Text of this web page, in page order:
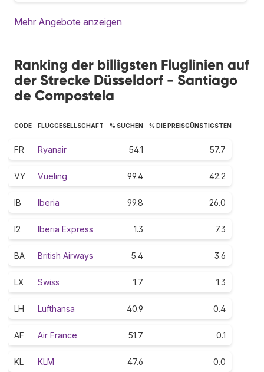
Mehr Angebote anzeigen
Ranking der billigsten Fluglinien auf
der Strecke Düsseldorf - Santiago
de Compostela
CODE FLUGGESELLSCHAFT % SUCHEN % DIE PREISGÜNSTIGSTEN
FR Ryanair 54.1 57.7
VY Vueling 99.4 42.2
IB Iberia 99.8 26.0
I2 Iberia Express 1.3 7.3
BA British Airways 5.4 3.6
LX Swiss 1.7 1.3
LH Lufthansa 40.9 0.4
AF Air France 51.7 0.1
KL KLM 47.6 0.0